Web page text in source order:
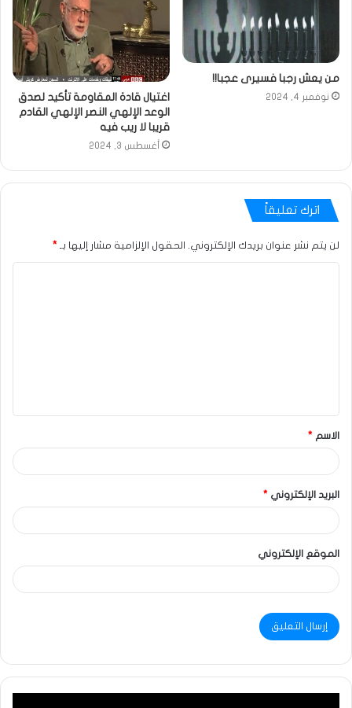
من يعش رجبا فسيرى عجبا!!
نوفمبر 4, 2024
اغتيال قادة المقاومة تأكيد لصدق
الوعد الإلهي النصر الإلهي القادم
قريبا لا ريب فيه
أغسطس 3, 2024
اترك تعليقاً
لن يتم نشر عنوان بريدك الإلكتروني. الحقول الإلزامية مشار إليها بـ *
الاسم *
البريد الإلكتروني *
الموقع الإلكتروني